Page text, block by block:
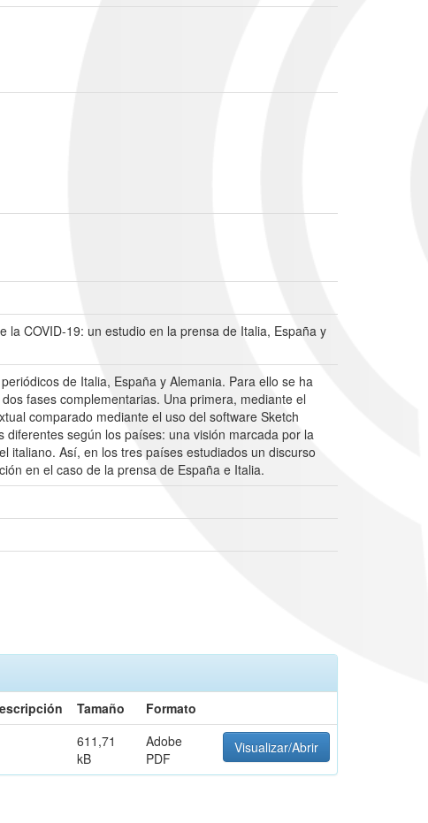
COVID-19: un estudio en la prensa de Italia, España y
de Italia, España y Alemania. Para ello se ha
fases complementarias. Una primera, mediante el
comparado mediante el uso del software Sketch
según los países: una visión marcada por la
italiano. Así, en los tres países estudiados un discurso
en el caso de la prensa de España e Italia.
Tamaño
Formato
611,71
kB
Adobe
PDF
Visualizar/Abrir